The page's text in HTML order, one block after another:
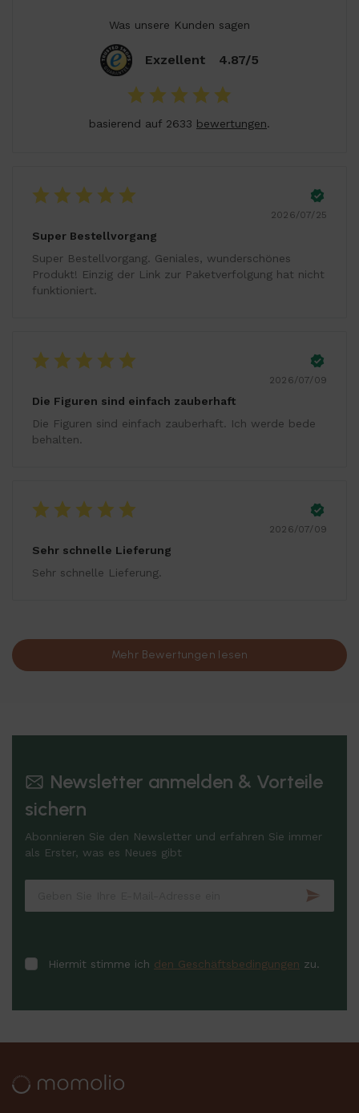
Was unsere Kunden sagen
Exzellent 4.87/5
basierend auf 2633 bewertungen.
2026/07/25
Super Bestellvorgang
Super Bestellvorgang. Geniales, wunderschönes
Produkt! Einzig der Link zur Paketverfolgung hat nicht
funktioniert.
2026/07/09
Die Figuren sind einfach zauberhaft
Die Figuren sind einfach zauberhaft. Ich werde bede
behalten.
2026/07/09
Sehr schnelle Lieferung
Sehr schnelle Lieferung.
Mehr Bewertungen lesen
Newsletter anmelden & Vorteile
sichern
Abonnieren Sie den Newsletter und erfahren Sie immer
als Erster, was es Neues gibt
Hiermit stimme ich den Geschäftsbedingungen zu.